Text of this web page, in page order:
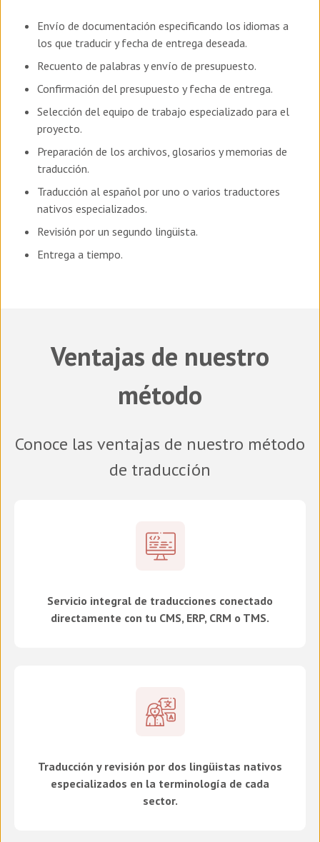
Envío de documentación especificando los idiomas a
los que traducir y fecha de entrega deseada.
Recuento de palabras y envío de presupuesto.
Confirmación del presupuesto y fecha de entrega.
Selección del equipo de trabajo especializado para el
proyecto.
Preparación de los archivos, glosarios y memorias de
traducción.
Traducción al español por uno o varios traductores
nativos especializados.
Revisión por un segundo lingüista.
Entrega a tiempo.
Ventajas de nuestro
método
Conoce las ventajas de nuestro método
de traducción
Servicio integral de traducciones conectado
directamente con tu CMS, ERP, CRM o TMS.
Traducción y revisión por dos lingüistas nativos
especializados en la terminología de cada
sector.